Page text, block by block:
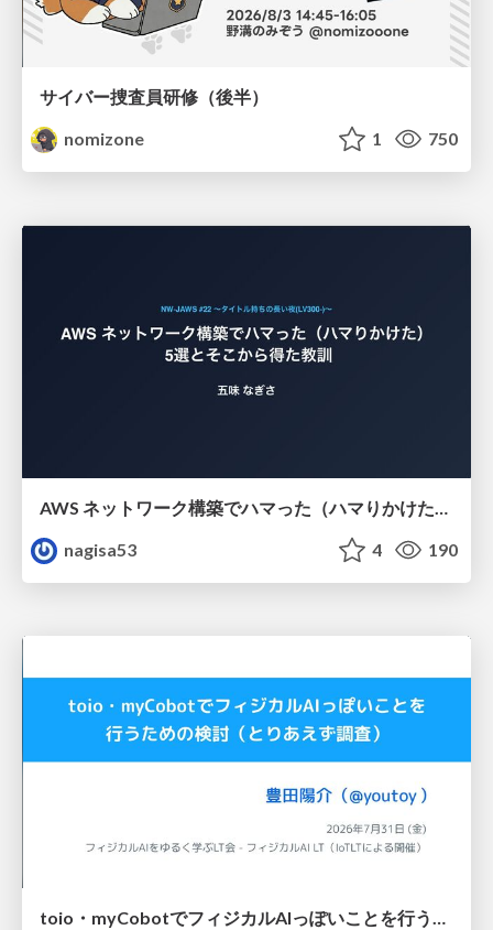
サイバー捜査員研修（後半）
nomizone
1 750
nagisa53
4 190
toio・myCobotでフィジカルAIっぽいことを行うための検討（とりあえず調査） / フィジカルAI LT（IoTLTによる開催）